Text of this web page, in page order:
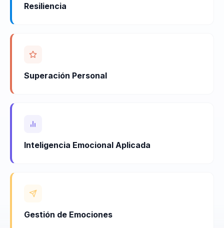
Resiliencia
Superación Personal
Inteligencia Emocional Aplicada
Gestión de Emociones